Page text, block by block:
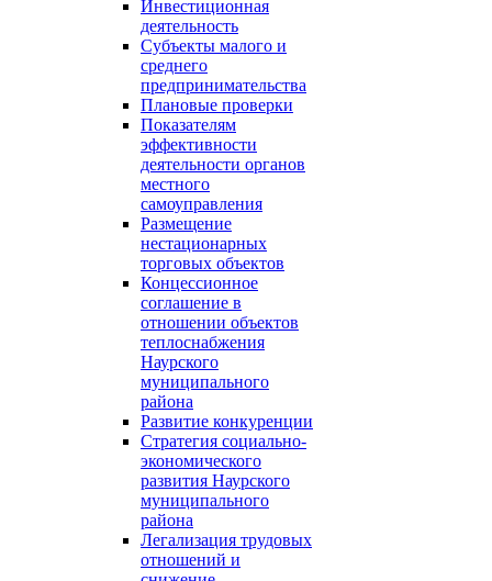
Инвестиционная
деятельность
Субъекты малого и
среднего
предпринимательства
Плановые проверки
Показателям
эффективности
деятельности органов
местного
самоуправления
Размещение
нестационарных
торговых объектов
Концессионное
соглашение в
отношении объектов
теплоснабжения
Наурского
муниципального
района
Развитие конкуренции
Стратегия социально-
экономического
развития Наурского
муниципального
района
Легализация трудовых
отношений и